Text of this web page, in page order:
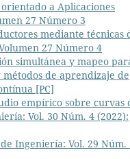
a Aplicaciones
27 Número 3
mediante técnicas
27 Número 4
simultánea y mapeo
de aprendizaje de
[PC]
empírico sobre curvas
Vol. 30 Núm. 4 (2022):
Ingeniería: Vol. 29 Núm.